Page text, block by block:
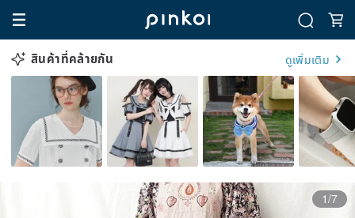
สินค้าที่คล้ายกัน ดูเพิ่มเติม
1/7